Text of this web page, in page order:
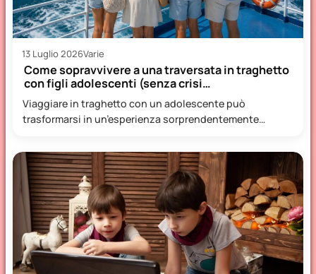
13 Luglio 2026Varie
Come sopravvivere a una traversata in traghetto
con figli adolescenti (senza crisi…
Viaggiare in traghetto con un adolescente può
trasformarsi in un’esperienza sorprendentemente